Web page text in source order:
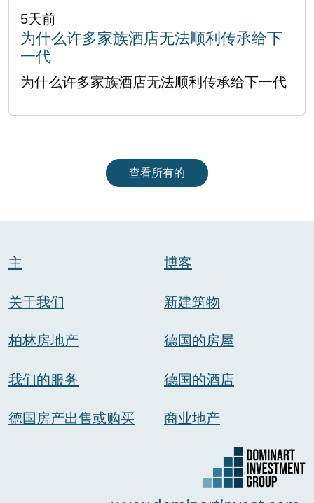
5天前
为什么许多家族酒店无法顺利传承给下
一代
为什么许多家族酒店无法顺利传承给下一代
查看所有的
主
关于我们
柏林房地产
我们的服务
德国房产出售或购买
博客
新建筑物
德国的房屋
德国的酒店
商业地产